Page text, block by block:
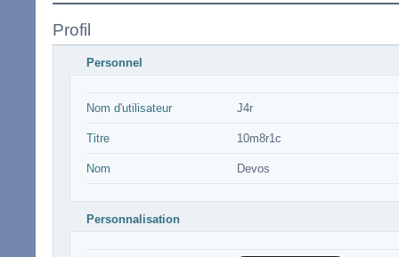
Profil
Personnel
Nom d'utilisateur J4r
Titre 10m8r1c
Nom Devos
Personnalisation